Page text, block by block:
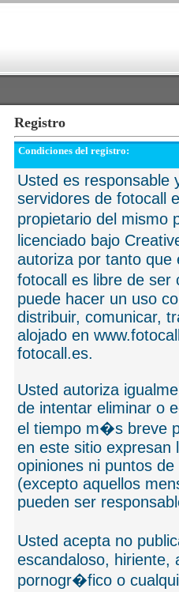
Registro
Condiciones del registro:
Usted es responsable
servidores de fotocall
propietario del mismo
licenciado bajo
autoriza por tanto que
fotocall es libre de
puede hacer un uso
distribuir, comunicar,
alojado en
fotocall.es.
Usted autoriza
de intentar eliminar o
el tiempo m�s breve
en este sitio expresan
opiniones ni puntos
(excepto aquellos
pueden ser
Usted acepta no
escandaloso, hiriente,
pornogr�fico o